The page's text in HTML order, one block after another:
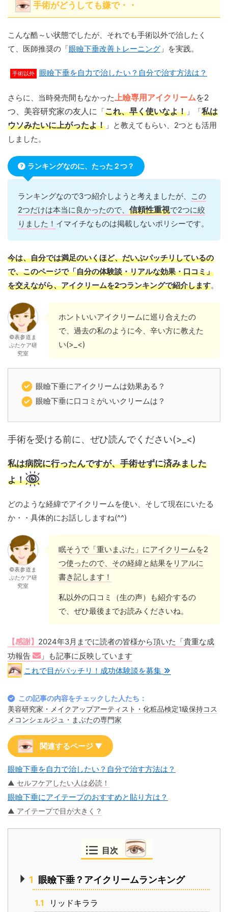
手術がどうしても嫌で・・
こんな酷～い状態でしたが、それでも手術以外で治したく
て、医師推奨の「眼瞼下垂改善トレーニング 」を実践。
手術以外 眼瞼下垂を自力で治したい？自分で治す方法は？
さらに、当時発売間もなかった上瞼専用アイクリームを2
つ、美容研究家の友人に 「これ、早く使いなよ！ 」「私は
ウソみたいに上がったよ！ 」と教えてもらい、2つとも活用
しました。
ランキングなのに、たった２つ？
ランキングなので3つ紹介しようと考えましたが、
この
2つだけは本当に良かったので、 信頼性重視で2つに絞
りました！ イマイチなものは掲載しないポリシーです。
今は、自分では満足のいくほど、だいぶパッチリしているの
で、このページで「自分の体験談・リアルな効果・口コミ」
を交えながら、アイクリームを2つランキングで紹介します。
©表参道ま
ぶたケア研
究室
ホントいいアイクリームに巡り合えたの
で、過去の私のように今、辛い方に教えた
い(>_<)
眼瞼下垂にアイクリームは効果ある？
眼瞼下垂に口コミがいいクリームは？
手術を受ける前に、ぜひ読んでください(>_<)
私は病院に行ったんですが、手術せずに済みました
よ！
どのような経緯でアイクリームを使い、そして現在にいたる
か・・具体的にお話ししますね(^^)
©表参道ま
ぶたケア研
究室
眠そうで「重いまぶた」にアイクリームを2
つ使ったので、その経緯と結果をリアルに
書き記します！
私以外の口コミ（生の声）も紹介するの
で、ぜひ最後までお読みくださいね。
【感謝】 2024年3月までに読者の皆様から頂いた「貴重な成
功報告
」も記事に反映しています
これで目がパッチリ！成功体験談を募集
この記事の内容をチェックした人たち：
美容研究家・メイクアップアーティスト・化粧品検定1級保持コス
メコンシェルジュ・まぶたの専門家
関連するページ ▼
眼瞼下垂を自力で治したい？自分で治す方法は？
▲ セルフケアしたい人は必読！
眼瞼下垂にアイテープのおすすめと貼り方は？
▲ アイテープで目が大きく？
目次
1 眼瞼下垂？アイクリームランキング
1.1 リッドキララ